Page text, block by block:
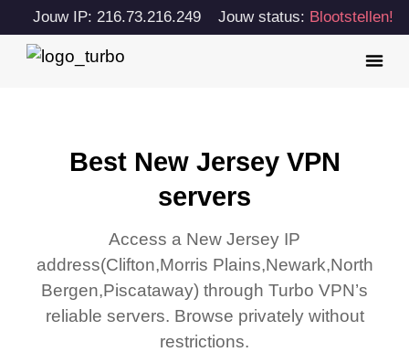
Jouw IP: 216.73.216.249 Jouw status: Blootstellen!
Best New Jersey VPN
servers
Access a New Jersey IP
address(Clifton,Morris Plains,Newark,North
Bergen,Piscataway) through Turbo VPN’s
reliable servers. Browse privately without
restrictions.